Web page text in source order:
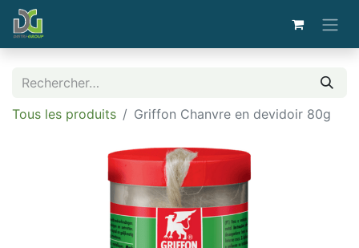
Tous les produits Griffon Chanvre en devidoir 80g